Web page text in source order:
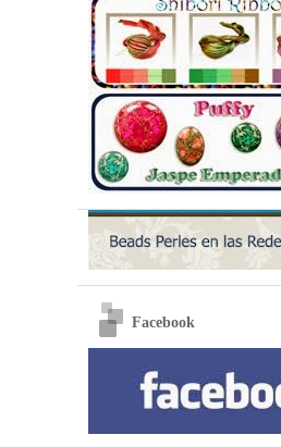
Facebook